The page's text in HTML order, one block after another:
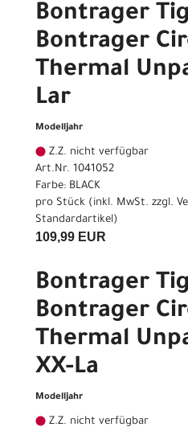
Bontrager
Bontrager
Thermal
Lar
Modelljahr
Z.Z. nicht verfügbar
Art.Nr. 1041052
Farbe: BLACK
pro Stück (inkl. MwSt. zzgl.
Standardartikel)
109,99 EUR
Bontrager
Bontrager
Thermal
XX-La
Modelljahr
Z.Z. nicht verfügbar